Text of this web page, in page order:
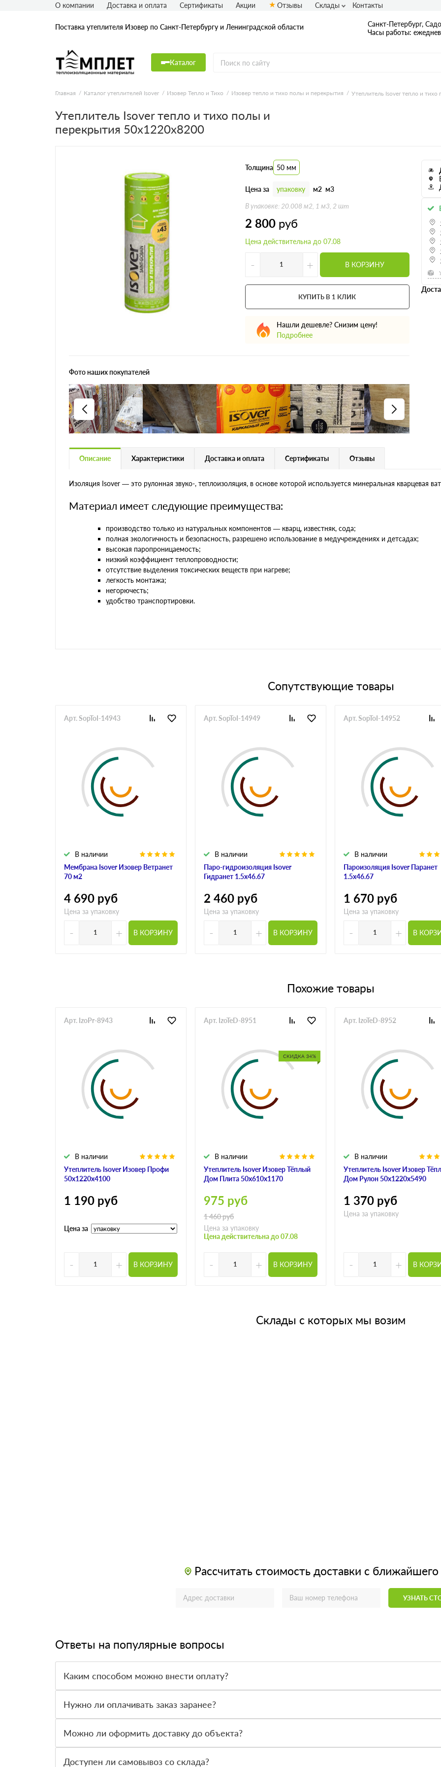
Поставка утеплителя Изовер по Санкт-Петербургу и Ленинградской области
Санкт-Петербург,
Часы работы:
Каталог
О компании Доставка и оплата Сертификаты Акции Отзывы Склады Контакты
Главная Каталог утеплителей Isover Изовер Тепло и Тихо Изовер тепло и тихо полы и перекрытия Утеплитель Isover тепло и
Утеплитель Isover тепло и тихо полы и
перекрытия 50х1220х8200
Толщина 50 мм
Цена за упаковку м2 м3
В упаковке: 20.008 м2, 1 м3, 2 шт
2 800 руб
Цена действительна до 07.08
- + В КОРЗИНУ
КУПИТЬ В 1 КЛИК
Нашли дешевле? Снизим цену!
Подробнее
Фото наших покупателей
Описание Характеристики Доставка и оплата Сертификаты Отзывы
Изоляция Isover — это рулонная звуко-, теплоизоляция, в основе которой используется минеральная кварцевая
Материал имеет следующие преимущества:
производство только из натуральных компонентов — кварц, известняк, сода;
полная экологичность и безопасность, разрешено использование в медучреждениях и детсадах;
высокая паропроницаемость;
низкий коэффициент теплопроводности;
отсутствие выделения токсических веществ при нагреве;
легкость монтажа;
негорючесть;
удобство транспортировки.
Сопутствующие товары
Мембрана Isover Изовер Ветранет
70 м2
В наличии
Арт. SopToI-14943
4 690 руб
Цена за упаковку
- + В КОРЗИНУ
Паро-гидроизоляция Isover
Гидранет 1.5х46.67
В наличии
Арт. SopToI-14949
2 460 руб
Цена за упаковку
- + В КОРЗИНУ
Пароизоляция Isover Паранет
1.5х46.67
В наличии
Арт. SopToI-14952
1 670 руб
Цена за упаковку
- + В
Похожие товары
Утеплитель Isover Изовер Профи
50х1220х4100
В наличии
Арт. IzoPr-8943
1 190 руб
Цена за
- + В КОРЗИНУ
СКИДКА 34%
Утеплитель Isover Изовер Тёплый
Дом Плита 50х610х1170
В наличии
Арт. IzoTeD-8951
975 руб
1 460руб
Цена за упаковку
Цена действительна до 07.08
- + В КОРЗИНУ
Утеплитель Isover Изовер
Дом Рулон 50х1220х5490
В наличии
Арт. IzoTeD-8952
1 370 руб
Цена за упаковку
- + В
Склады с которых мы возим
Рассчитать стоимость доставки с ближайшего
УЗНАТЬ
Ответы на популярные вопросы
Каким способом можно внести оплату?
Нужно ли оплачивать заказ заранее?
Можно ли оформить доставку до объекта?
Доступен ли самовывоз со склада?